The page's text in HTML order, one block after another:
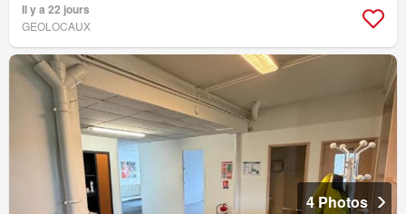
Il y a 22 jours
GEOLOCAUX
4 Photos